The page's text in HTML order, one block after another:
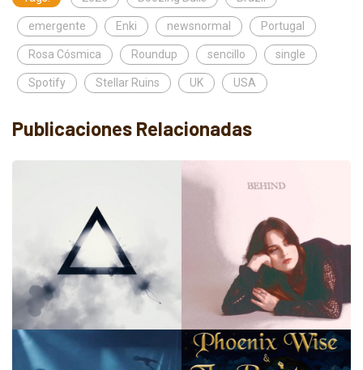
emergente Enki newsnormal Portugal
Rosa Cósmica Roundup sencillo single
Spotify Stellar Ruins UK USA
Publicaciones Relacionadas